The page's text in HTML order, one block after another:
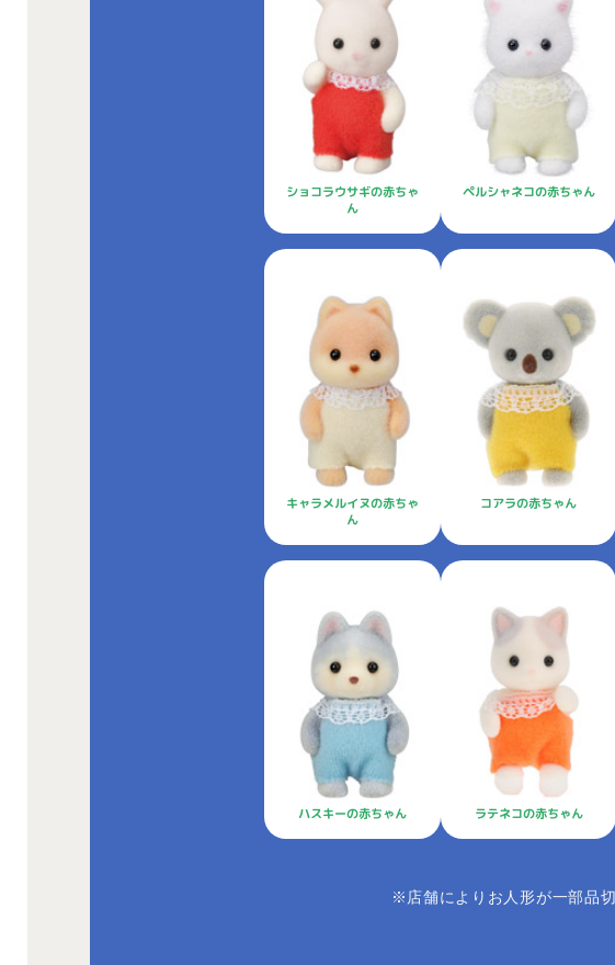
ショコラウサギの赤ちゃ
ん
ペルシャネコの赤ちゃん
キャラメルイヌの赤ちゃ
ん
コアラの赤ちゃん
ハスキーの赤ちゃん ラテネコの赤ちゃん
※店舗によりお人形が一部品